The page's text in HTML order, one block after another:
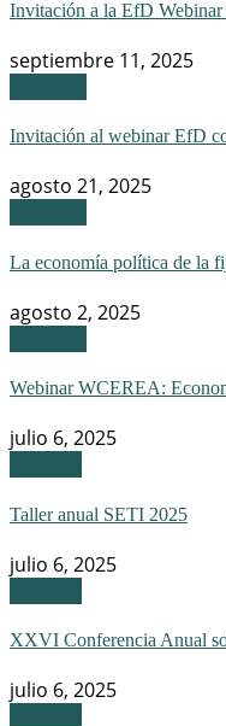
Invitación a la EfD
septiembre 11, 2025
Invitación al webinar EfD
agosto 21, 2025
La economía política de la
agosto 2, 2025
Webinar WCEREA:
julio 6, 2025
Taller anual SETI 2025
julio 6, 2025
XXVI Conferencia Anual
julio 6, 2025